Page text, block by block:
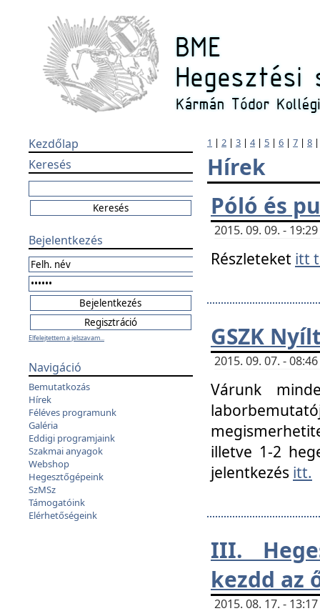
Kezdőlap
Keresés
Bejelentkezés
Elfelejtettem a jelszavam...
Navigáció
Bemutatkozás
Hírek
Féléves programunk
Galéria
Eddigi programjaink
Szakmai anyagok
Webshop
Hegesztőgépeink
SzMSz
Támogatóink
Elérhetőségeink
1 | 2 | 3 | 4| 5 | 6 | 7 | 8
Hírek
Póló és
2015. 09. 09. -
Részleteket itt
GSZK
2015. 09. 07. -
Várunk
illetve 1-2
jelentkezés itt.
III.
kezdd az
2015. 08. 17. -